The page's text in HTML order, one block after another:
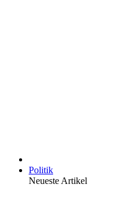
Politik
Neueste Artikel